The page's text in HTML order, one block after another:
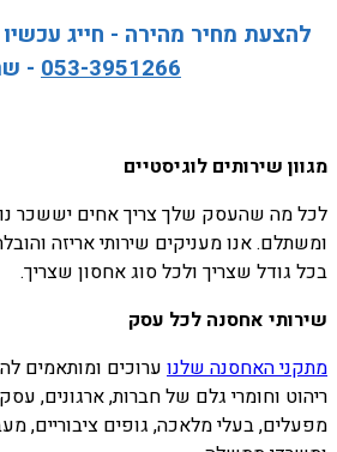
להצעת מחיר מהירה - חייג
053-3951266
-
מגוון שירותים לוגיסטיים
לכל מה שהעסק שלך צריך אחים יששכר
ומשתלם. אנו מעניקים שירותי אריזה
בכל גודל שצריך ולכל סוג אחסון שצריך.
שירותי אחסנה לכל עסק
מתקני האחסנה שלנו ערוכים ומותאמים
ריהוט וחומרי גלם של חברות, ארגונים,
מפעלים, בעלי מלאכה, גופים ציבוריים,